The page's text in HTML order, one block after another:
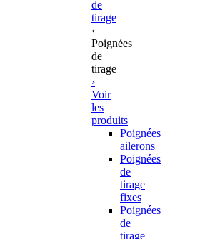
de
tirage
‹
Poignées
de
tirage
›
Voir
les
produits
Poignées
ailerons
Poignées
de
tirage
fixes
Poignées
de
tirage